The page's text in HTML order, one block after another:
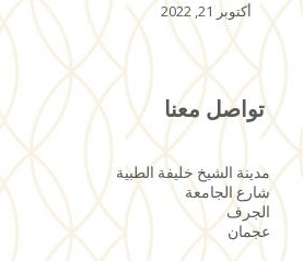
أكتوبر 21, 2022
تواصل معنا
مدينة الشيخ خليفة الطبية
شارع الجامعة
الجرف
عجمان